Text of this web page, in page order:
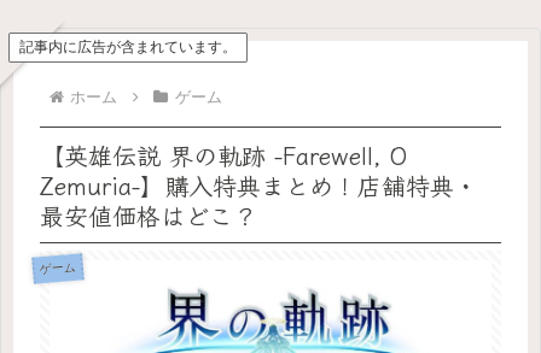
記事内に広告が含まれています。
ホーム ゲーム
【英雄伝説 界の軌跡 -Farewell, O
Zemuria-】購入特典まとめ！店舗特典・
最安値価格はどこ？
ゲーム